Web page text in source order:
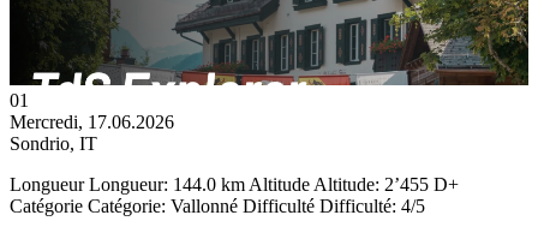
01
Mercredi, 17.06.2026
Sondrio, IT
Longueur Longueur: 144.0 km Altitude Altitude: 2’455 D+
Catégorie Catégorie: Vallonné Difficulté Difficulté: 4/5